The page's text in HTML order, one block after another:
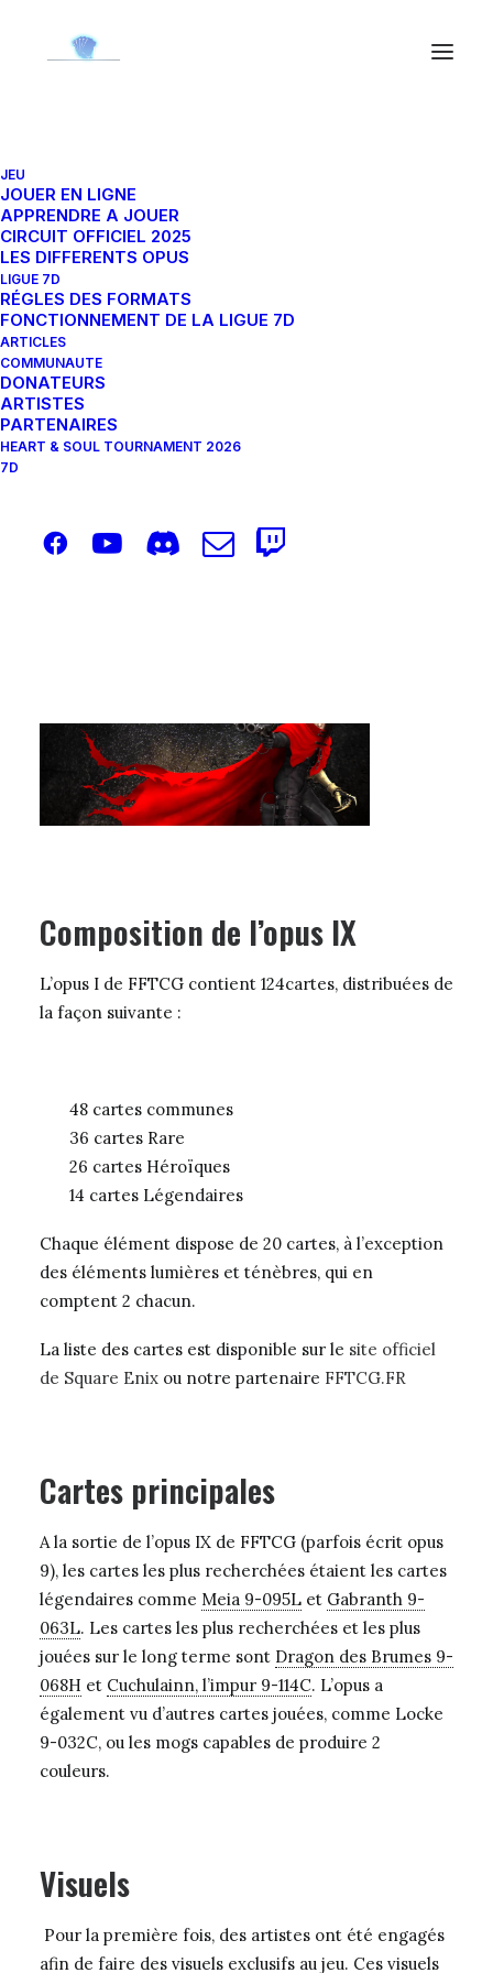
JEU
JOUER EN LIGNE
APPRENDRE A JOUER
CIRCUIT OFFICIEL 2025
LES DIFFERENTS OPUS
LIGUE 7D
RÉGLES DES FORMATS
FONCTIONNEMENT DE LA LIGUE 7D
ARTICLES
COMMUNAUTE
DONATEURS
ARTISTES
PARTENAIRES
HEART & SOUL TOURNAMENT 2026
7D
Opus IX
L’opus IX de FFTCG est sorti le 19 juillet 2019 partout
Composition de l’opus IX
L’opus I de FFTCG contient 124cartes, distribuées de
la façon suivante :
48 cartes communes
36 cartes Rare
26 cartes Héroïques
14 cartes Légendaires
Chaque élément dispose de 20 cartes, à l’exception
des éléments lumières et ténèbres, qui en
comptent 2 chacun.
La liste des cartes est disponible sur le site officiel
de Square Enix ou notre partenaire FFTCG.FR
Cartes principales
A la sortie de l’opus IX de FFTCG (parfois écrit opus
9), les cartes les plus recherchées étaient les cartes
légendaires comme Meia 9-095L et Gabranth 9-
063L. Les cartes les plus recherchées et les plus
jouées sur le long terme sont Dragon des Brumes 9-
068H et Cuchulainn, l’impur 9-114C. L’opus a
également vu d’autres cartes jouées, comme Locke
9-032C, ou les mogs capables de produire 2
couleurs.
Visuels
Pour la première fois, des artistes ont été engagés
afin de faire des visuels exclusifs au jeu. Ces visuels